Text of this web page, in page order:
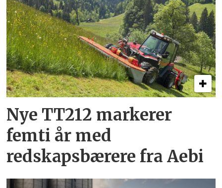
Nye TT212 markerer
femti år­ med
redskapsbærere fra Aebi